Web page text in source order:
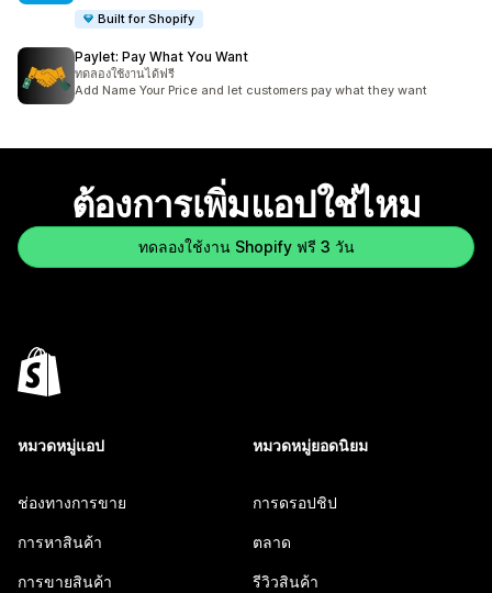
Built for Shopify
Paylet: Pay What You Want
ทดลองใช้งานได้ฟรี
Add Name Your Price and let customers pay what they want
ต้องการเพิ่มแอปใช่ไหม
ทดลองใช้งาน Shopify ฟรี 3 วัน
หมวดหมู่แอป
ช่องทางการขาย
การหาสินค้า
การขายสินค้า
หมวดหมู่ยอดนิยม
การดรอปชิป
ตลาด
รีวิวสินค้า